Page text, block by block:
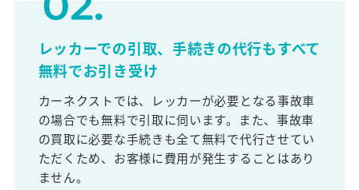
レッカーでの引取、手続きの代行もすべて
無料でお引き受け
カーネクストでは、レッカーが必要となる事故車
の場合でも無料で引取に伺います。また、事故車
の買取に必要な手続きも全て無料で代行させてい
ただくため、お客様に費用が発生することはあり
ません。